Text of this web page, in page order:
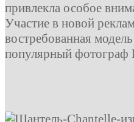
привлекла особое
Участие в новой
востребованная
популярный фотограф